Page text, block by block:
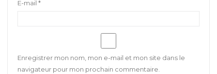
E-mail *
Enregistrer mon nom, mon e-mail et mon site dans le
navigateur pour mon prochain commentaire.